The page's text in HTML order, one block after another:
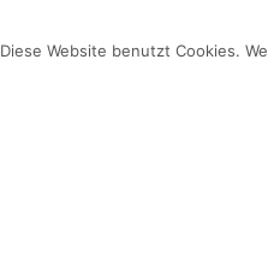
ÜBER MICH
Diese Website benutzt Cookies.